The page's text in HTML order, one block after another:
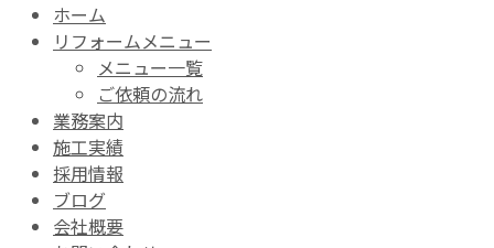
ホーム
リフォームメニュー
メニュー一覧
ご依頼の流れ
業務案内
施工実績
採用情報
ブログ
会社概要